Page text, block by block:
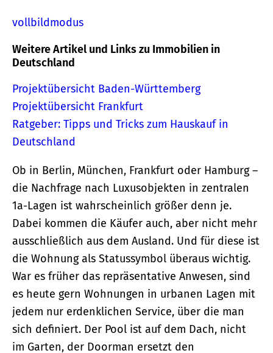
vollbildmodus
Weitere Artikel und Links zu Immobilien in
Deutschland
Projektübersicht Baden-Württemberg
Projektübersicht Frankfurt
Ratgeber: Tipps und Tricks zum Hauskauf in
Deutschland
Ob in Berlin, München, Frankfurt oder Hamburg –
die Nachfrage nach Luxusobjekten in zentralen
1a-Lagen ist wahrscheinlich größer denn je.
Dabei kommen die Käufer auch, aber nicht mehr
ausschließlich aus dem Ausland. Und für diese ist
die Wohnung als Statussymbol überaus wichtig.
War es früher das repräsentative Anwesen, sind
es heute gern Wohnungen in urbanen Lagen mit
jedem nur erdenklichen Service, über die man
sich definiert. Der Pool ist auf dem Dach, nicht
im Garten, der Doorman ersetzt den